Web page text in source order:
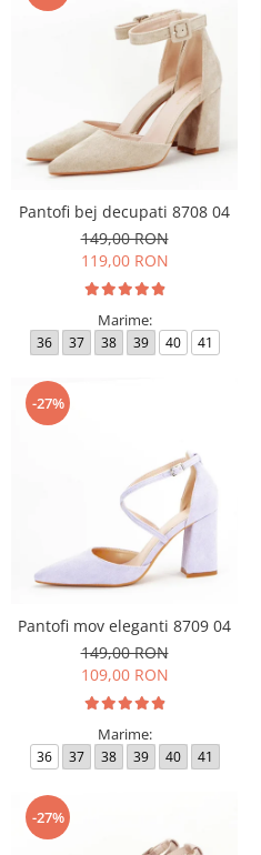
Pantofi bej decupati 8708 04
149,00 RON
119,00 RON
Marime:
36 37 38 39 40 41
-27%
Pantofi mov eleganti 8709 04
149,00 RON
109,00 RON
Marime:
36 37 38 39 40 41
-27%